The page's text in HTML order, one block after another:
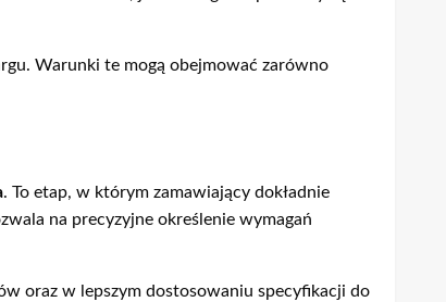
Warunki te mogą obejmować zarówno
. To etap, w którym zamawiający dokładnie
na precyzyjne określenie wymagań
oraz w lepszym dostosowaniu specyfikacji do